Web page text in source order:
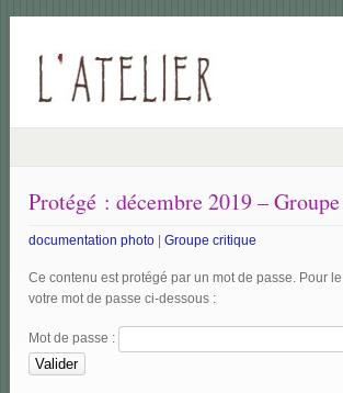
Protégé : décembre 2019 –
documentation photo |Groupe critique
Ce contenu est protégé par un mot de passe. Pour
votre mot de passe ci-dessous :
Mot de passe :